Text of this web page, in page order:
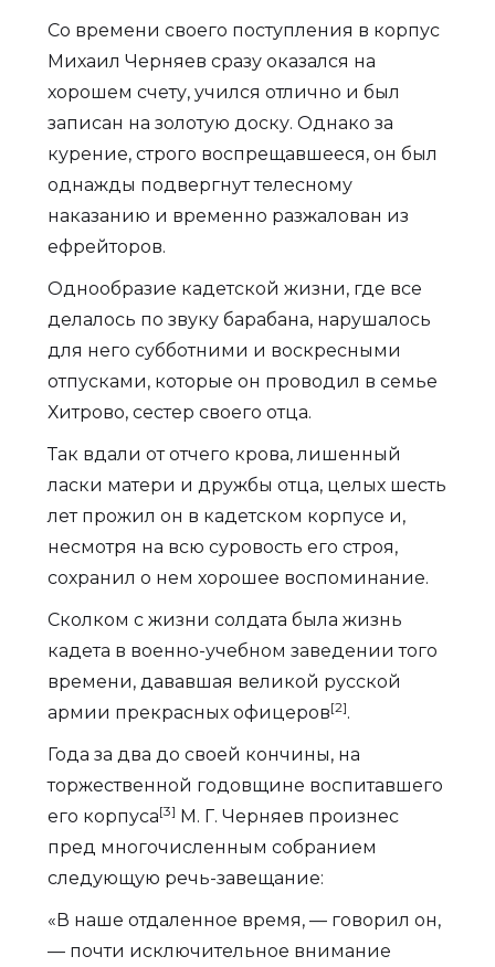
Со времени своего поступления в корпус
Михаил Черняев сразу оказался на
хорошем счету, учился отлично и был
записан на золотую доску. Однако за
курение, строго воспрещавшееся, он был
однажды подвергнут телесному
наказанию и временно разжалован из
ефрейторов.
Однообразие кадетской жизни, где все
делалось по звуку барабана, нарушалось
для него субботними и воскресными
отпусками, которые он проводил в семье
Хитрово, сестер своего отца.
Так вдали от отчего крова, лишенный
ласки матери и дружбы отца, целых шесть
лет прожил он в кадетском корпусе и,
несмотря на всю суровость его строя,
сохранил о нем хорошее воспоминание.
Сколком с жизни солдата была жизнь
кадета в военно-учебном заведении того
времени, дававшая великой русской
армии прекрасных офицеров[2].
Года за два до своей кончины, на
торжественной годовщине воспитавшего
его корпуса[3] М. Г. Черняев произнес
пред многочисленным собранием
следующую речь-завещание:
«В наше отдаленное время, — говорил он,
— почти исключительное внимание